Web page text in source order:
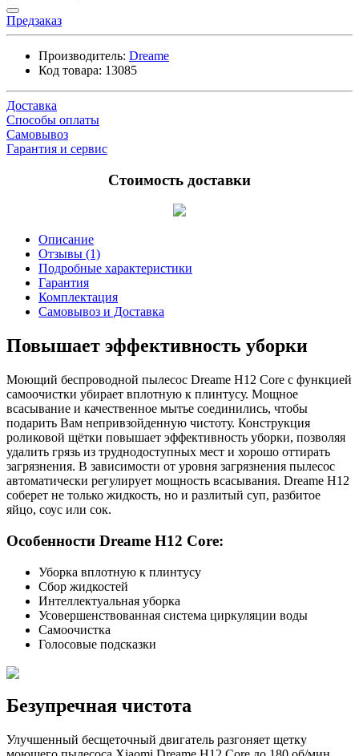
Предзаказ
Производитель: Dreame
Код товара: 13085
Доставка
Способы оплаты
Самовывоз
Гарантия и сервис
Стоимость доставки
Описание
Отзывы (1)
Подробные характеристики
Гарантия
Комплектация
Самовывоз и Доставка
Повышает эффективность уборки
Моющий беспроводной пылесос Dreame H12 Core с функцией
самоочистки убирает вплотную к плинтусу. Мощное
всасывание и качественное мытье соединились, чтобы
подарить Вам непривзойденную чистоту. Конструкция
роликовой щётки повышает эффективность уборки, позволяя
удалить грязь из труднодоступных мест и хорошо оттирать
загрязнения. В зависимости от уровня загрязнения пылесос
автоматически регулирует мощность всасывания. Dreame H12
соберет не только жидкость, но и разлитый суп, разбитое
яйцо, соус или сок.
Особенности Dreame H12 Core:
Уборка вплотную к плинтусу
Сбор жидкостей
Интеллектуальная уборка
Усовершенствованная система циркуляции воды
Самоочистка
Голосовые подсказки
Безупречная чистота
Улучшенный бесщеточный двигатель разгоняет щетку